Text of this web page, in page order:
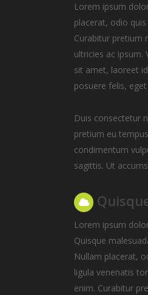
Lorem ipsum
placerat, odio
Curabitur pretium
ultricies ac ipsum.
sit amet, laoreet
posuere felis,
Duis consectetur
pretium eu
condimentum
sagittis. Ut
Lorem ipsum
Quisque
Nullam placerat,
ligula venenatis
enim. Curabitur